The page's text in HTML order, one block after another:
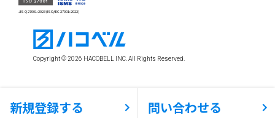
JIS Q 27001:2023 (ISO/IEC 27001:2022)
Copyright © 2026 HACOBELL INC. All Rights Reserved.
新規登録する 問い合わせる